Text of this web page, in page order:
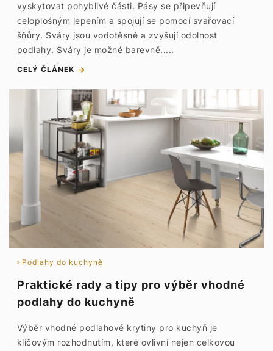
vyskytovat pohyblivé části. Pásy se připevňují
celoplošným lepením a spojují se pomocí svařovací
šňůry. Sváry jsou vodotěsné a zvyšují odolnost
podlahy. Sváry je možné barevně.....
CELÝ ČLÁNEK
Podlahy do kuchyně
Praktické rady a tipy pro výběr vhodné
podlahy do kuchyně
Výběr vhodné podlahové krytiny pro kuchyň je
klíčovým rozhodnutím, které ovlivní nejen celkovou